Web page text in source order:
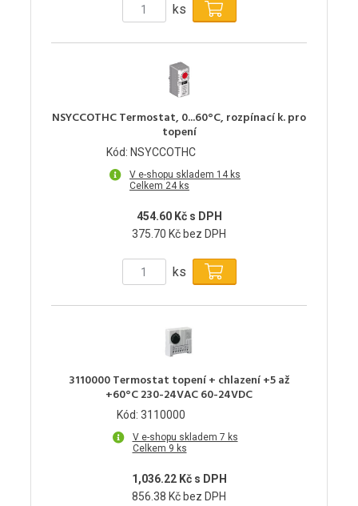
ks
NSYCCOTHC Termostat, 0...60°C, rozpínací k. pro
topení
Kód: NSYCCOTHC
V e-shopu skladem 14 ks
Celkem 24 ks
454.60 Kč s DPH
375.70 Kč bez DPH
ks
3110000 Termostat topení + chlazení +5 až
+60°C 230-24VAC 60-24VDC
Kód: 3110000
V e-shopu skladem 7 ks
Celkem 9 ks
1,036.22 Kč s DPH
856.38 Kč bez DPH